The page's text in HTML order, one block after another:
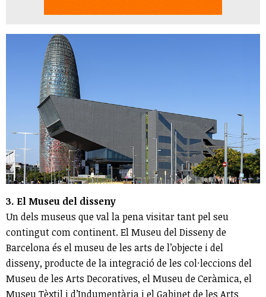
3. El Museu del disseny
Un dels museus que val la pena visitar tant pel seu
contingut com continent. El Museu del Disseny de
Barcelona és el museu de les arts de l’objecte i del
disseny, producte de la integració de les col·leccions del
Museu de les Arts Decoratives, el Museu de Ceràmica, el
Museu Tèxtil i d’Indumentària i el Gabinet de les Arts